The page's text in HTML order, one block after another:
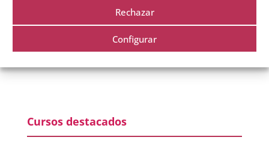
Rechazar
Configurar
este navegador para la próxima vez que comente.
Cursos destacados